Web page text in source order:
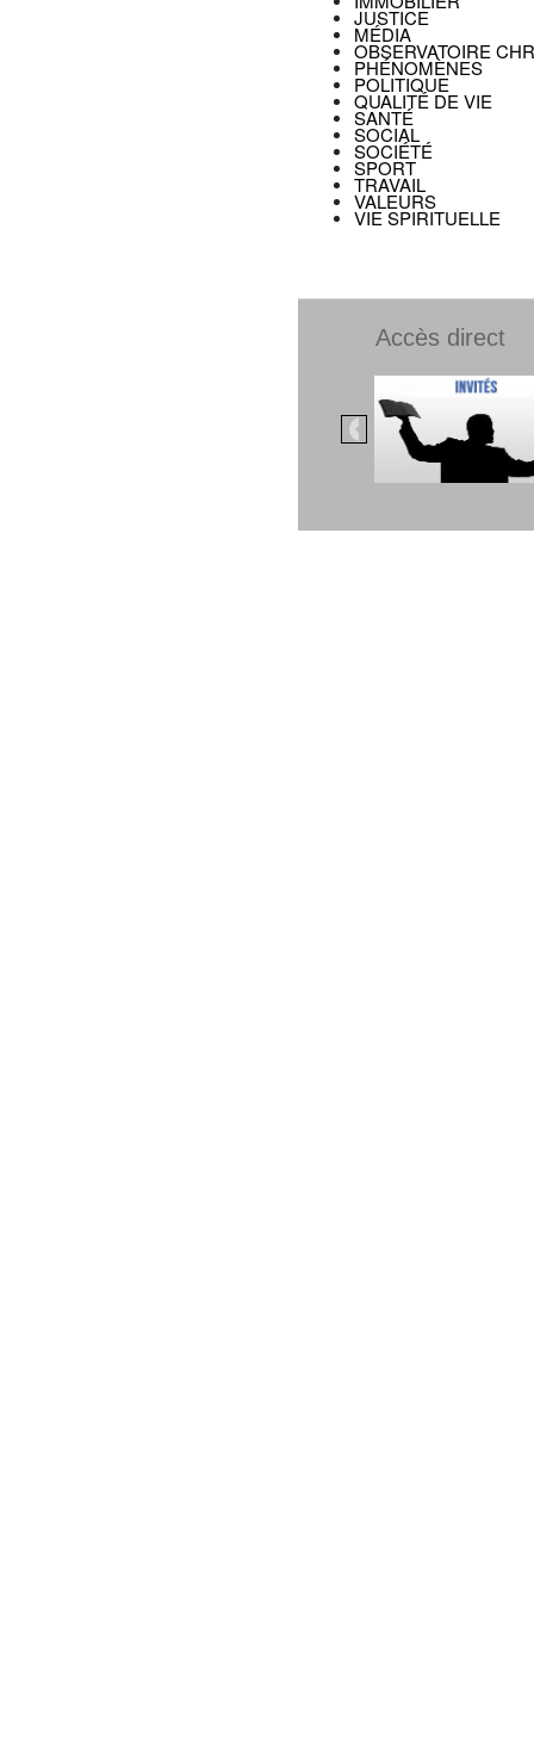
JUSTICE
MÉDIA
OBSERVATOIRE
PHÉNOMÈNES
POLITIQUE
QUALITÉ DE VIE
SANTÉ
SOCIAL
SOCIÉTÉ
SPORT
TRAVAIL
VALEURS
VIE SPIRITUELLE
Accès direct